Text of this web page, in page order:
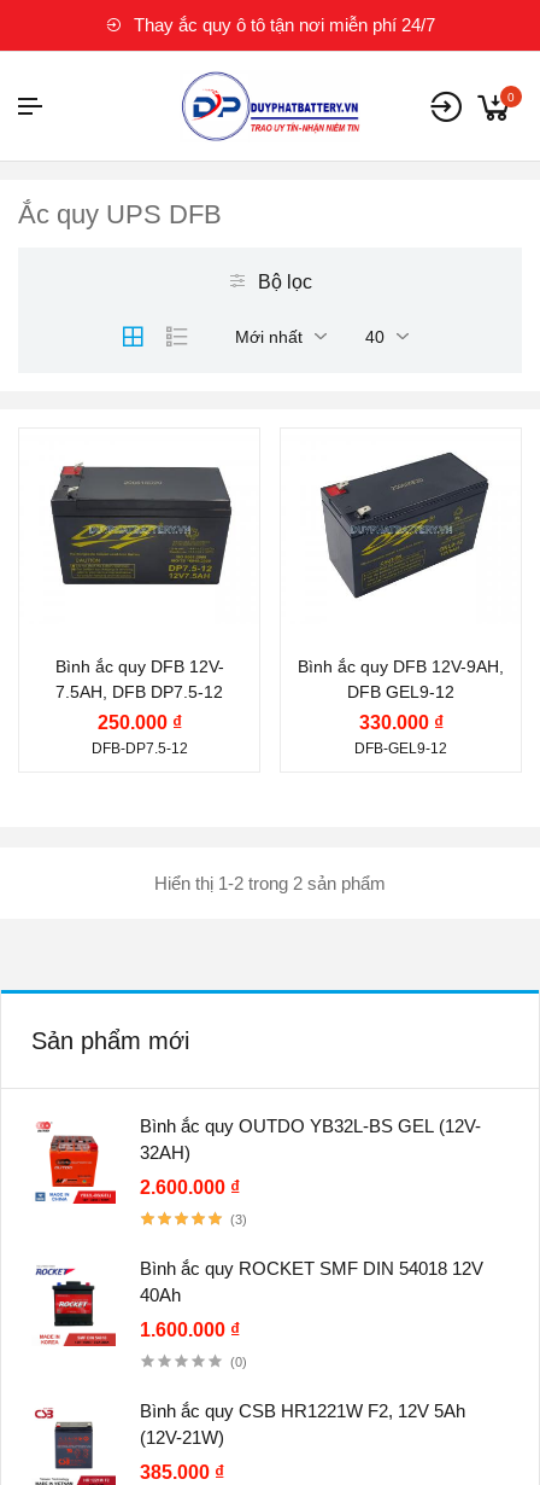
Thay ắc quy ô tô tận nơi miễn phí 24/7
0
Sản phẩm mới
Bình ắc quy OUTDO YB32L-BS GEL (12V-
32AH)
2.600.000 ₫
(3)
Bình ắc quy ROCKET SMF DIN 54018 12V
40Ah
1.600.000 ₫
(0)
Bình ắc quy CSB HR1221W F2, 12V 5Ah
(12V-21W)
385.000 ₫
Ắc quy UPS DFB
Bộ lọc
Mới nhất 40
Thương hiệu ắc quy:
DFB
Điện thế (V):
12 V
Bình ắc quy DFB 12V-
7.5AH, DFB DP7.5-12
250.000 ₫
DFB-DP7.5-12
Thương hiệu ắc quy:
DFB
Điện thế (V):12 V
Bình ắc quy DFB 12V-9AH,
DFB GEL9-12
330.000 ₫
DFB-GEL9-12
Hiển thị 1-2 trong 2 sản phẩm